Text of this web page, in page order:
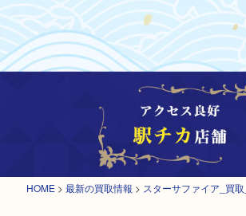
HOME > 最新の買取情報 > スターサファイア_買